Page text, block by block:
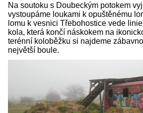
Na soutoku s Doubeckým potokem
vystoupáme loukami k opuštěnému
lomu k vesnici Třebohostice vede
kola, která končí náskokem na
terénní koloběžku si najdeme
největší boule.